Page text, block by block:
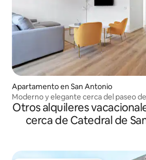
Apartamento en San Antonio
Moderno y elegante cerca del paseo
Otros alquileres
cerca de Catedral de